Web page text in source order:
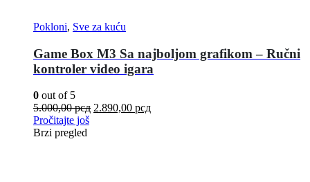
Pokloni, Sve za kuću
Game Box M3 Sa najboljom grafikom – Ručni
kontroler video igara
0 out of 5
5.000,00рсд 2.890,00 рсд
Pročitajte još
Brzi pregled